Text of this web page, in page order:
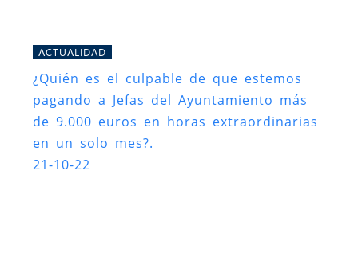
ACTUALIDAD
¿Quién es el culpable de que estemos
pagando a Jefas del Ayuntamiento más
de 9.000 euros en horas extraordinarias
en un solo mes?.
21-10-22